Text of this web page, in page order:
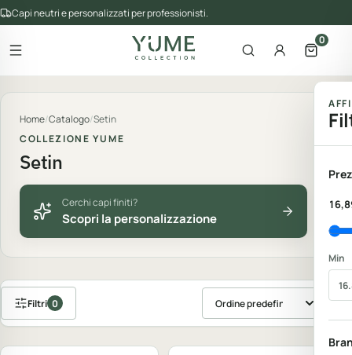
Capi neutri e personalizzati per professionisti.
Apri il menu
del catalogo
Apri la ricerca
AccountApri il
0
Home/Catalogo/Setin
COLLEZIONE YUME
Setin
Cerchi capi finiti?
Scopri la personalizzazione
Min
Filtri 0 Ordina prodotti
Personalizzabile Personalizzabile